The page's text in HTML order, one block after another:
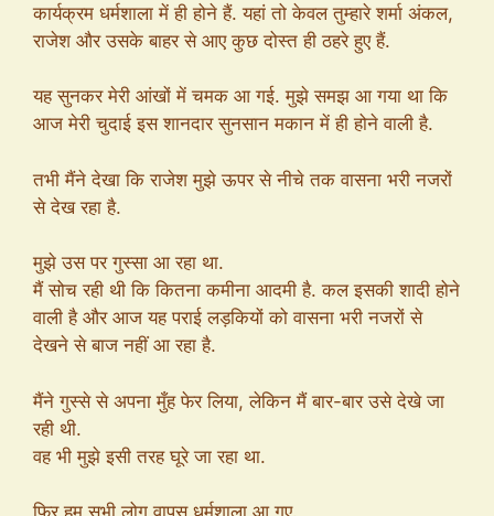
कार्यक्रम धर्मशाला में ही होने हैं. यहां तो केवल तुम्हारे शर्मा अंकल,
राजेश और उसके बाहर से आए कुछ दोस्त ही ठहरे हुए हैं.
यह सुनकर मेरी आंखों में चमक आ गई. मुझे समझ आ गया था कि
आज मेरी चुदाई इस शानदार सुनसान मकान में ही होने वाली है.
तभी मैंने देखा कि राजेश मुझे ऊपर से नीचे तक वासना भरी नजरों
से देख रहा है.
मुझे उस पर गुस्सा आ रहा था.
मैं सोच रही थी कि कितना कमीना आदमी है. कल इसकी शादी होने
वाली है और आज यह पराई लड़कियों को वासना भरी नजरों से
देखने से बाज नहीं आ रहा है.
मैंने गुस्से से अपना मुँह फेर लिया, लेकिन मैं बार-बार उसे देखे जा
रही थी.
वह भी मुझे इसी तरह घूरे जा रहा था.
फिर हम सभी लोग वापस धर्मशाला आ गए.